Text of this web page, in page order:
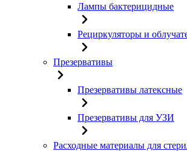
Лампы бактерицидные
Рециркуляторы и
Презервативы
Презервативы латексные
Презервативы для УЗИ
Расходные материалы для